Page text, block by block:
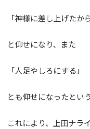
「神様に差し上げたか
と仰せになり、また
「人足やしろにする」
とも仰せになったという
これにより、上田ナラ